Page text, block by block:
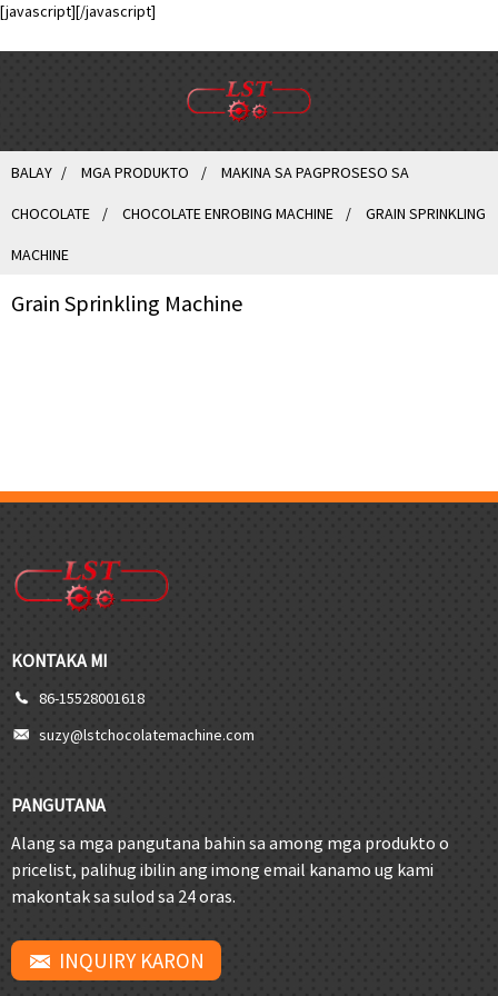
[javascript][/javascript]
BALAY MGA PRODUKTO MAKINA SA PAGPROSESO SA
CHOCOLATE CHOCOLATE ENROBING MACHINE GRAIN SPRINKLING
MACHINE
Grain Sprinkling Machine
KONTAKA MI
86-15528001618
suzy@lstchocolatemachine.com
PANGUTANA
Alang sa mga pangutana bahin sa among mga produkto o
pricelist, palihug ibilin ang imong email kanamo ug kami
makontak sa sulod sa 24 oras.
INQUIRY KARON